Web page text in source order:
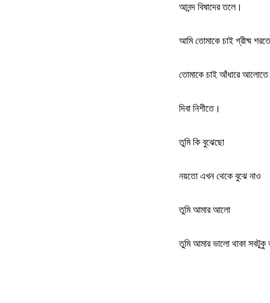
আনন্দ বিষাদের তলে।
আমি তোমাকে চাই গ্রীষ্ম শরতে
তোমাকে চাই আঁধারে আলোতে
দিবা নিশীতে।
তুমি কি বুঝেছো
নয়তো এখন থেকে বুঝে নাও
তুমি আমার আলো
তুমি আমার ভালো থাকা সবটুকু